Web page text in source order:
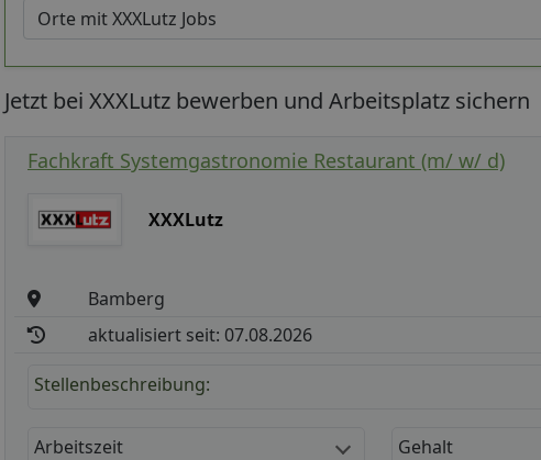
Jetzt bei XXXLutz bewerben und Arbeitsplatz sichern
Fachkraft Systemgastronomie Restaurant (m/ w/ d)
XXXLutz
Bamberg
aktualisiert seit: 07.08.2026
Stellenbeschreibung:
Arbeitszeit Gehalt